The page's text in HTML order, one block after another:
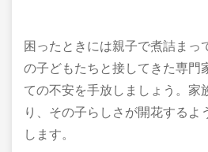
困ったときには親子で煮詰まっ
の子どもたちと接してきた専門
ての不安を手放しましょう。家
り、その子らしさが開花するよ
します。